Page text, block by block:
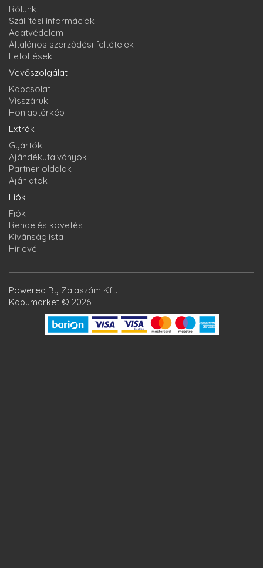
Rólunk
Szállítási információk
Adatvédelem
Általános szerződési feltételek
Letöltések
Vevőszolgálat
Kapcsolat
Visszáruk
Honlaptérkép
Extrák
Gyártók
Ajándékutalványok
Partner oldalak
Ajánlatok
Fiók
Fiók
Rendelés követés
Kívánságlista
Hírlevél
Powered By Zalaszám Kft.
Kapumarket © 2026